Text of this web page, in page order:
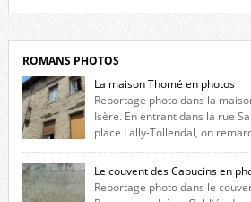
ROMANS PHOTOS
La maison Thomé en photos
Reportage photo dans la
Isère. En entrant dans la rue
place Lally-Tollendal, on
maison construite au XVIè siècle. Les deux
fenêtres jumelles à meneaux. Entre ces deux
niche qui contient une statue de la Vierge. […]
Le couvent des Capucins en
Reportage photo dans le